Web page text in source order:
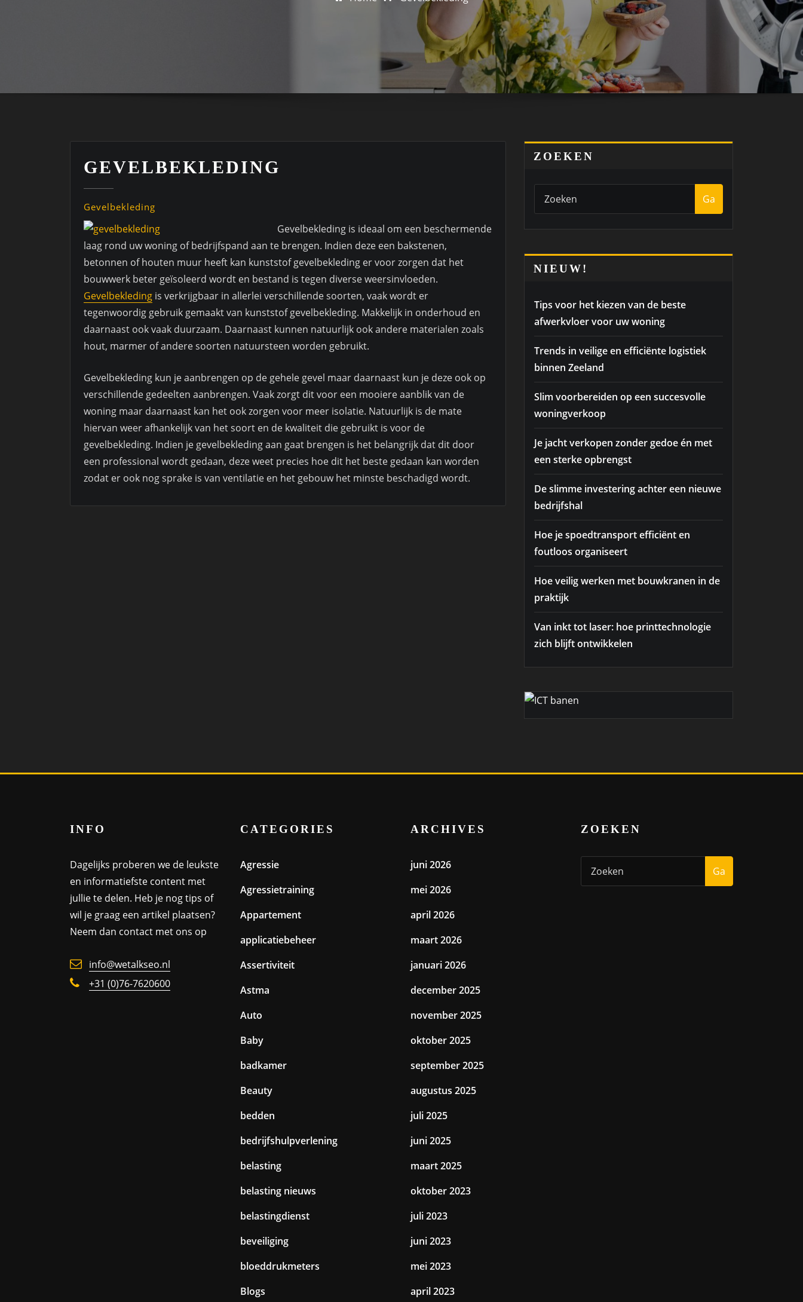
GEVELBEKLEDING
Gevelbekleding
Gevelbekleding is ideaal om een beschermende
laag rond uw woning of bedrijfspand aan te brengen. Indien deze een bakstenen,
betonnen of houten muur heeft kan kunststof gevelbekleding er voor zorgen dat het
bouwwerk beter geïsoleerd wordt en bestand is tegen diverse weersinvloeden.
Gevelbekleding is verkrijgbaar in allerlei verschillende soorten, vaak wordt er
tegenwoordig gebruik gemaakt van kunststof gevelbekleding. Makkelijk in onderhoud en
daarnaast ook vaak duurzaam. Daarnaast kunnen natuurlijk ook andere materialen zoals
hout, marmer of andere soorten natuursteen worden gebruikt.
Gevelbekleding kun je aanbrengen op de gehele gevel maar daarnaast kun je deze ook op
verschillende gedeelten aanbrengen. Vaak zorgt dit voor een mooiere aanblik van de
woning maar daarnaast kan het ook zorgen voor meer isolatie. Natuurlijk is de mate
hiervan weer afhankelijk van het soort en de kwaliteit die gebruikt is voor de
gevelbekleding. Indien je gevelbekleding aan gaat brengen is het belangrijk dat dit door
een professional wordt gedaan, deze weet precies hoe dit het beste gedaan kan worden
zodat er ook nog sprake is van ventilatie en het gebouw het minste beschadigd wordt.
ZOEKEN
Ga
NIEUW!
Tips voor het kiezen van de beste
afwerkvloer voor uw woning
Trends in veilige en efficiënte logistiek
binnen Zeeland
Slim voorbereiden op een succesvolle
woningverkoop
Je jacht verkopen zonder gedoe én met
een sterke opbrengst
De slimme investering achter een nieuwe
bedrijfshal
Hoe je spoedtransport efficiënt en
foutloos organiseert
Hoe veilig werken met bouwkranen in de
praktijk
Van inkt tot laser: hoe printtechnologie
zich blijft ontwikkelen
INFO
Dagelijks proberen we de leukste
en informatiefste content met
jullie te delen. Heb je nog tips of
wil je graag een artikel plaatsen?
Neem dan contact met ons op
info@wetalkseo.nl
+31 (0)76-7620600
CATEGORIES
Agressie
Agressietraining
Appartement
applicatiebeheer
Assertiviteit
Astma
Auto
Baby
badkamer
Beauty
bedden
bedrijfshulpverlening
belasting
belasting nieuws
belastingdienst
beveiliging
bloeddrukmeters
Blogs
ARCHIVES
juni 2026
mei 2026
april 2026
maart 2026
januari 2026
december 2025
november 2025
oktober 2025
september 2025
augustus 2025
juli 2025
juni 2025
maart 2025
oktober 2023
juli 2023
juni 2023
mei 2023
april 2023
ZOEKEN
Ga